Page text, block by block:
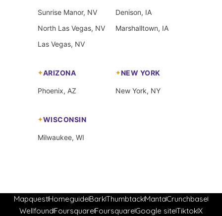
Sunrise Manor, NV
North Las Vegas, NV
Las Vegas, NV
Denison, IA
Marshalltown, IA
ARIZONA
Phoenix, AZ
NEW YORK
New York, NY
WISCONSIN
Milwaukee, WI
MapquestHomeguideBarkThumbtackMantaCrunchbase
WellfoundFoursquareFoursquareGoogle siteTiktokX